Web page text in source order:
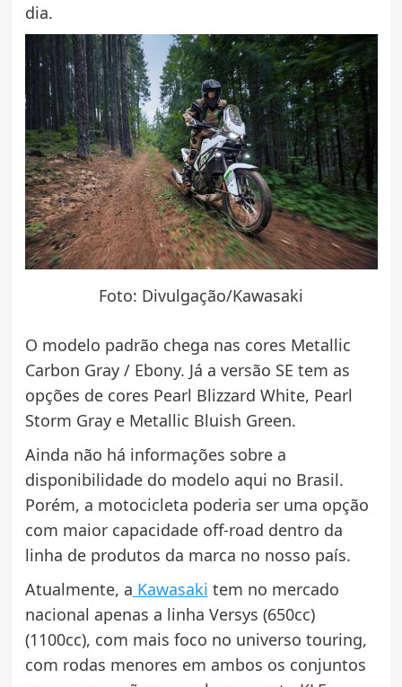
dia.
Foto: Divulgação/Kawasaki
O modelo padrão chega nas cores Metallic
Carbon Gray / Ebony. Já a versão SE tem as
opções de cores Pearl Blizzard White, Pearl
Storm Gray e Metallic Bluish Green.
Ainda não há informações sobre a
disponibilidade do modelo aqui no Brasil.
Porém, a motocicleta poderia ser uma opção
com maior capacidade off-road dentro da
linha de produtos da marca no nosso país.
Atualmente, a Kawasaki tem no mercado
nacional apenas a linha Versys (650cc)
(1100cc), com mais foco no universo touring,
com rodas menores em ambos os conjuntos